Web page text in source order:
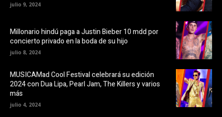
n
n
t
a
n
a
u
e
v
a
julio 9, 2024
Millonario hindú paga a Justin Bieber 10 mdd por
concierto privado en la boda de su hijo
julio 8, 2024
MUSICAMad Cool Festival celebrará su edición
2024 con Dua Lipa, Pearl Jam, The Killers y varios
más
julio 4, 2024